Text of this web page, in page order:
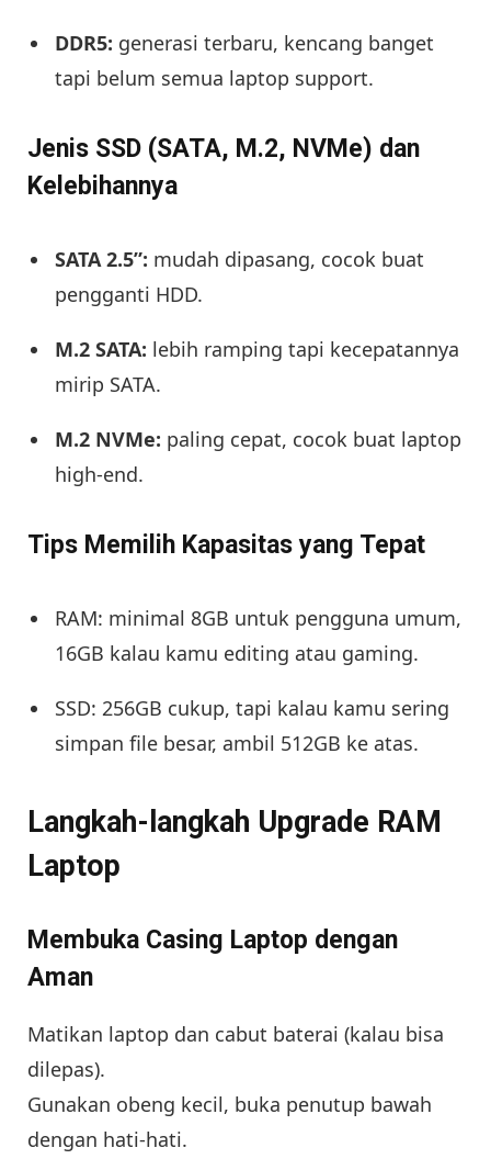
DDR5: generasi terbaru, kencang banget
tapi belum semua laptop support.
Jenis SSD (SATA, M.2, NVMe) dan
Kelebihannya
SATA 2.5”: mudah dipasang, cocok buat
pengganti HDD.
M.2 SATA: lebih ramping tapi kecepatannya
mirip SATA.
M.2 NVMe: paling cepat, cocok buat laptop
high-end.
Tips Memilih Kapasitas yang Tepat
RAM: minimal 8GB untuk pengguna umum,
16GB kalau kamu editing atau gaming.
SSD: 256GB cukup, tapi kalau kamu sering
simpan file besar, ambil 512GB ke atas.
Langkah-langkah Upgrade RAM
Laptop
Membuka Casing Laptop dengan
Aman
Matikan laptop dan cabut baterai (kalau bisa
dilepas).
Gunakan obeng kecil, buka penutup bawah
dengan hati-hati.